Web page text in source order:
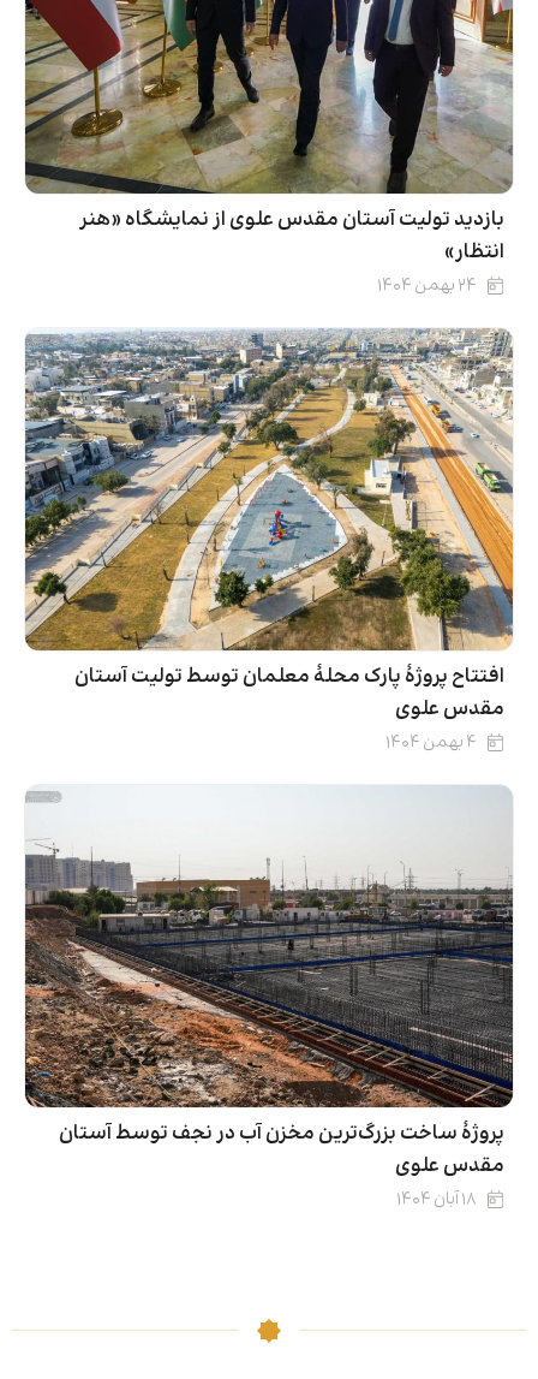
بازدید تولیت آستان مقدس علوی از نمایشگاه «هنر
انتظار»
۲۴ بهمن ۱۴۰۴
افتتاح پروژۀ پارک محلۀ معلمان توسط تولیت آستان
مقدس علوی
۴ بهمن ۱۴۰۴
پروژۀ ساخت بزرگ‌ترین مخزن آب در نجف توسط آستان
مقدس علوی
۱۸ آبان ۱۴۰۴